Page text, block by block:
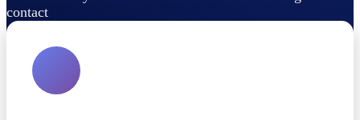
contact